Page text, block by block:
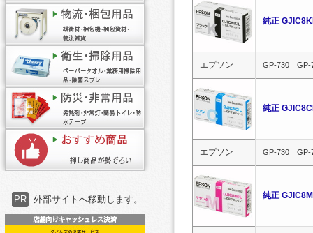
PR 外部サイトへ移動します。
純正
エプソン GP-730 GP-
純正
エプソン GP-730 GP-
純正